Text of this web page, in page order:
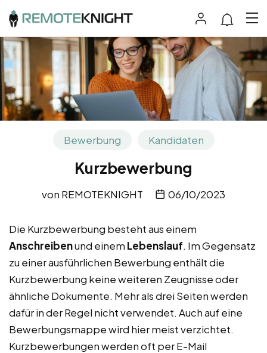
Bewerbung Kandidaten
Kurzbewerbung
von REMOTEKNIGHT 06/10/2023
Die Kurzbewerbung besteht aus einem
Anschreibenund einem Lebenslauf. Im Gegensatz
zu einer ausführlichen Bewerbung enthält die
Kurzbewerbung keine weiteren Zeugnisse oder
ähnliche Dokumente. Mehr als drei Seiten werden
dafür in der Regel nicht verwendet. Auch auf eine
Bewerbungsmappe wird hier meist verzichtet.
Kurzbewerbungen werden oft per E-Mail